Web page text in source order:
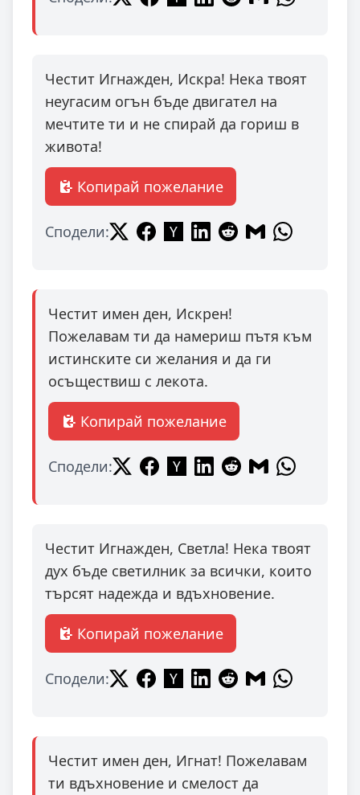
Честит Игнажден, Искра! Нека твоят
неугасим огън бъде двигател на
мечтите ти и не спирай да гориш в
живота!
Копирай пожелание
Сподели:
Честит имен ден, Искрен!
Пожелавам ти да намериш пътя към
истинските си желания и да ги
осъществиш с лекота.
Копирай пожелание
Сподели:
Честит Игнажден, Светла! Нека твоят
дух бъде светилник за всички, които
търсят надежда и вдъхновение.
Копирай пожелание
Сподели:
Честит имен ден, Игнат! Пожелавам
ти вдъхновение и смелост да